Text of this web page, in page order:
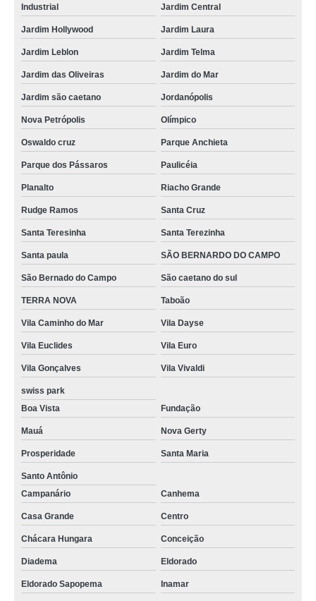
Industrial Jardim Central
Jardim Hollywood Jardim Laura
Jardim Leblon Jardim Telma
Jardim das Oliveiras Jardim do Mar
Jardim são caetano Jordanópolis
Nova Petrópolis Olímpico
Oswaldo cruz Parque Anchieta
Parque dos Pássaros Paulicéia
Planalto Riacho Grande
Rudge Ramos Santa Cruz
Santa Teresinha Santa Terezinha
Santa paula SÃO BERNARDO DO CAMPO
São Bernado do Campo São caetano do sul
TERRA NOVA Taboão
Vila Caminho do Mar Vila Dayse
Vila Euclides Vila Euro
Vila Gonçalves Vila Vivaldi
swiss park
Boa Vista
Fundação
Mauá Nova Gerty
Prosperidade Santa Maria
Santo Antônio
Campanário
Canhema
Casa Grande Centro
Chácara Hungara Conceição
Diadema Eldorado
Eldorado Sapopema Inamar